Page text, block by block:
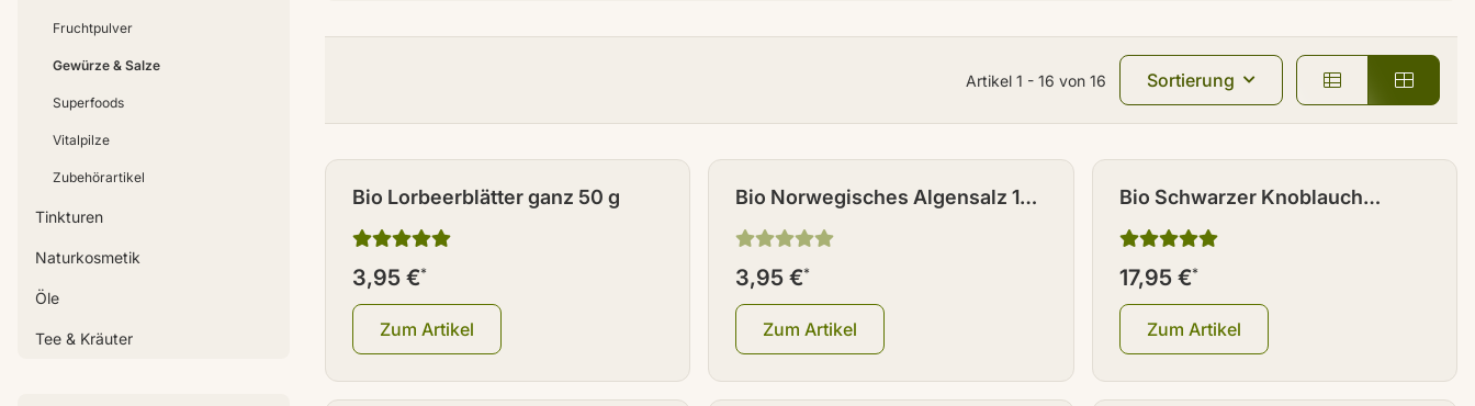
Sortierung
Artikel 1 - 16 von 16
Bio Lorbeerblätter ganz 50 g
3,95 €*
Zum Artikel
Bio Norwegisches Algensalz 150
g
3,95 €*
Zum Artikel
Bio Schwarzer Knoblauch
Knollen (4 Stück)
17,95 €*
Zum Artikel
Fruchtpulver
Gewürze & Salze
Superfoods
Vitalpilze
Zubehörartikel
Tinkturen
Naturkosmetik
Öle
Tee & Kräuter